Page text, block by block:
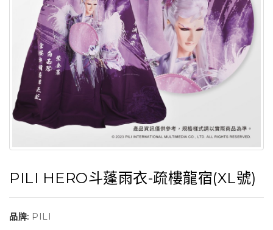
PILI HERO斗蓬雨衣-疏樓龍宿(XL號)
品牌: PILI